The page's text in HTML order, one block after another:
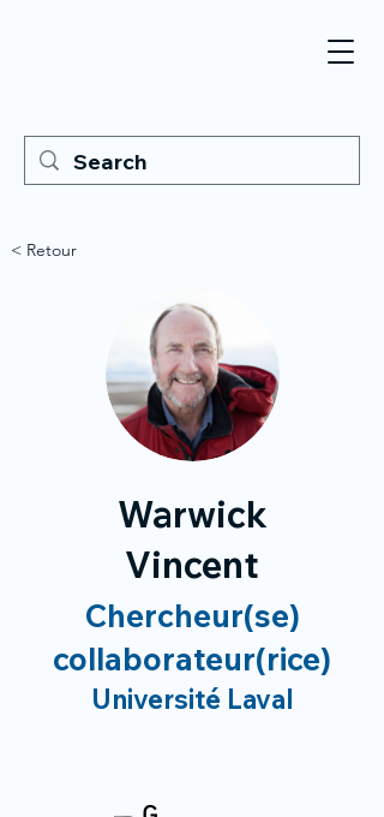
< Retour
Warwick
Vincent
Chercheur(se)
collaborateur(rice)
Université Laval